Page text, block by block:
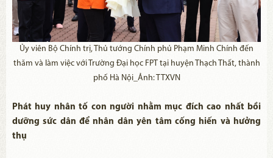
Ủy viên Bộ Chính trị, Thủ tướng Chính phủ Phạm Minh Chính đến
thăm và làm việc với Trường Đại học FPT tại huyện Thạch Thất, thành
phố Hà Nội_Ảnh: TTXVN
Phát huy nhân tố con người nhằm mục đích cao nhất bồi
dưỡng sức dân để nhân dân yên tâm cống hiến và hưởng
thụ